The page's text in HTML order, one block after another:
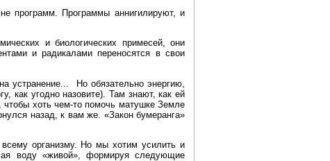
программ. Программы аннигилируют, и
и биологических примесей, они
и радикалами переносятся в свои
устранение... Но обязательно энергию,
как угодно назовите). Там знают, как ей
хоть чем-то помочь матушке Земле
назад, к вам же. «Закон бумеранга»
организму. Но мы хотим усилить и
воду «живой», формируя следующие